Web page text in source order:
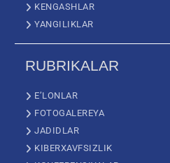
KENGASHLAR
YANGILIKLAR
RUBRIKALAR
E’LONLAR
FOTOGALEREYA
JADIDLAR
KIBERXAVFSIZLIK